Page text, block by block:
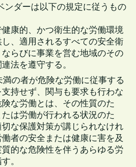
ンダーは以下の規定に従うもの
康的、かつ衛生的な労働環境
し、適用されるすべての安全衛
らびに事業を営む地域のその
法を遵守する。
満の者が危険な労働に従事する
支持せず、関与も要求も行わな
な労働とは、その性質のた
は労働が行われる状況のた
な保護対策が講じられなけれ
者の安全または健康に害を及
的な危険性を伴うあらゆる労
。